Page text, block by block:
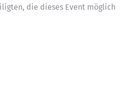
die dieses Event möglich